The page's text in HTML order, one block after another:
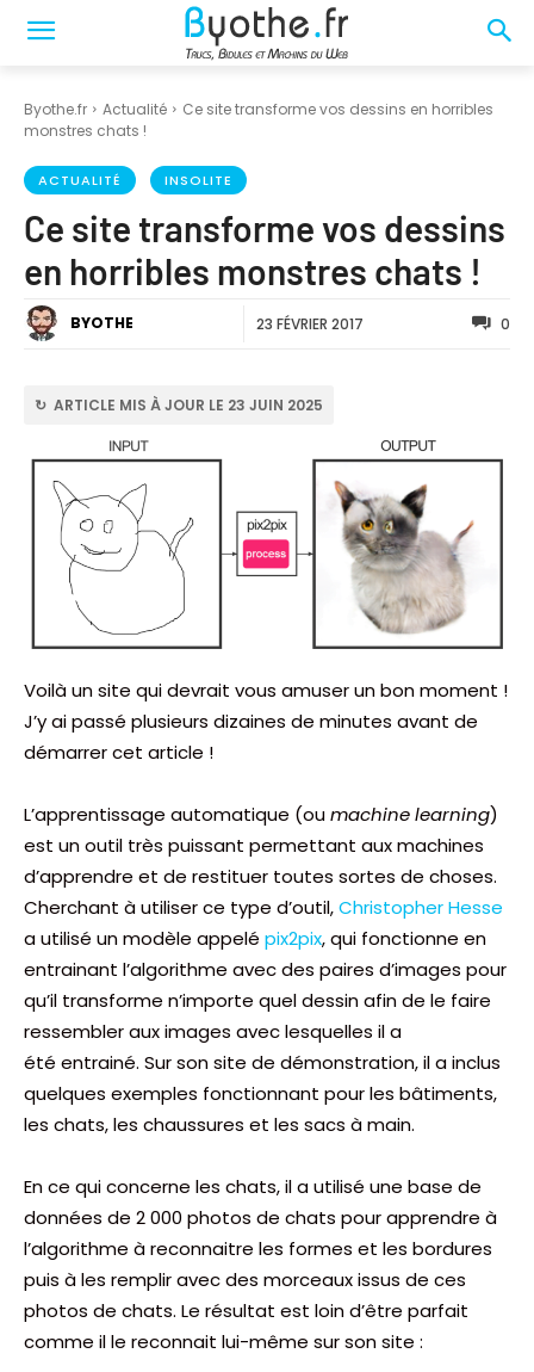
Byothe.fr Actualité
Ce site transforme vos dessins en horribles
monstres chats !
ACTUALITÉ INSOLITE
Ce site transforme vos dessins
en horribles monstres chats !
BYOTHE 23 FÉVRIER 2017 0
↻ ARTICLE MIS À JOUR LE 23 JUIN 2025
Voilà un site qui devrait vous amuser un bon moment !
J’y ai passé plusieurs dizaines de minutes avant de
démarrer cet article !
L’apprentissage automatique (oumachine learning)
est un outil très puissant permettant aux machines
d’apprendre et de restituer toutes sortes de choses.
Cherchant à utiliser ce type d’outil,Christopher Hesse
a utilisé un modèle appelé pix2pix, qui fonctionne en
entrainant l’algorithme avec des paires d’images pour
qu’il transforme n’importe quel dessin afin de le faire
ressembler aux images avec lesquelles il a
été entrainé. Sur son site de démonstration, il a inclus
quelques exemples fonctionnant pour les bâtiments,
les chats, les chaussures et les sacs à main.
En ce qui concerne les chats, il a utilisé une base de
données de 2 000 photos de chats pour apprendre à
l’algorithme à reconnaitre les formes et les bordures
puis à les remplir avec des morceaux issus de ces
photos de chats. Le résultat est loin d’être parfait
comme il le reconnait lui-même sur son site :